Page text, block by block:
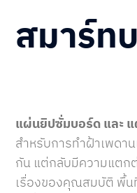
สมาร์ท
แผ่นยิปซั่มบอร์ด และ
สำหรับการทำฝ้าเพดา
กัน แต่กลับมีความแตกต่
เรื่องของคุณสมบัติ พื้น